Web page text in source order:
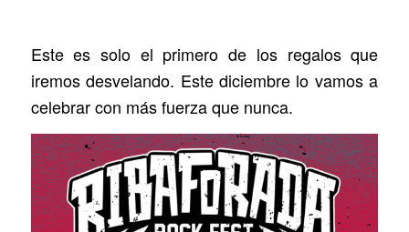
Este es solo el primero de los regalos que
iremos desvelando. Este diciembre lo vamos a
celebrar con más fuerza que nunca.